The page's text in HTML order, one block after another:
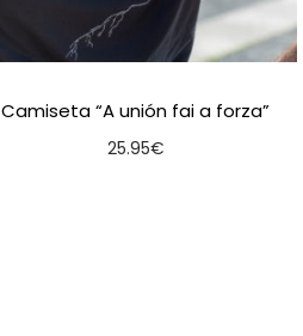
Camiseta “A unión fai a forza”
25.95€